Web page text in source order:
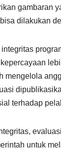
gambaran
dilakukan
mengelola
terhadap
untuk